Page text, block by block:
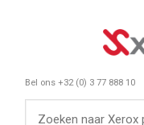
Bel ons +32 (0) 3 77 888 10